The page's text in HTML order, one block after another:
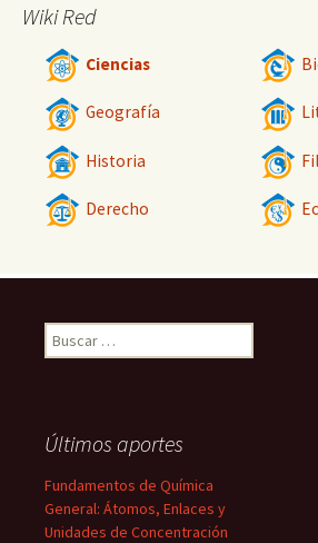
Wiki Red
Ciencias
Geografía
Historia
Derecho
Buscar:
Últimos aportes
Fundamentos de Química
General: Átomos, Enlaces y
Unidades de Concentración